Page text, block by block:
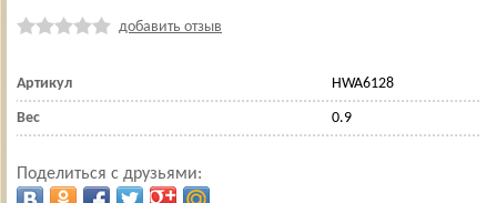
добавить отзыв
Артикул HWA6128
Вес 0.9
Поделиться с друзьями: